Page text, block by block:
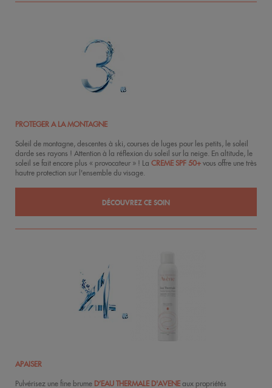
PROTEGER A LA MONTAGNE
Soleil de montagne, descentes à ski, courses de luges pour les petits, le soleil
darde ses rayons ! Attention à la réflexion du soleil sur la neige. En altitude, le
soleil se fait encore plus « provocateur » ! La CREME SPF 50+ vous offre une très
hautre protection sur l'ensemble du visage.
DÉCOUVREZ CE SOIN
APAISER
Pulvérisez une fine brume D’EAU THERMALE D'AVENE aux propriétés